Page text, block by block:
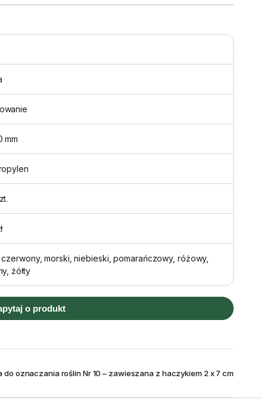
mm
czerwony, morski, niebieski, pomarańczowy, różowy,
żółty
o produkt
do oznaczania roślin Nr 10 – zawieszana z haczykiem 2 x 7 cm